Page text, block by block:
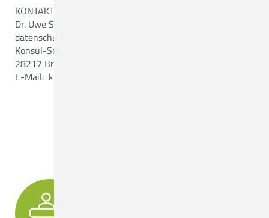
KONTAKTDATEN
Dr. Uwe Schläger
datenschutz nord GmbH
Konsul-Smidt-Straße 88
28217 Bremen
E-Mail: kirche@datenschutz-nord.de